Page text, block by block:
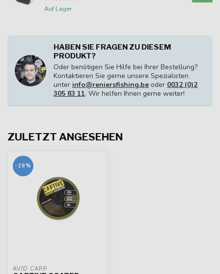
Auf Lager
HABEN SIE FRAGEN ZU DIESEM
PRODUKT?
Oder benötigen Sie Hilfe bei Ihrer Bestellung?
Kontaktieren Sie gerne unsere Spezialisten
unter info@reniersfishing.be oder 0032 (0)2
305 83 11. Wir helfen Ihnen gerne weiter!
ZULETZT ANGESEHEN
-28%
AVID CARP